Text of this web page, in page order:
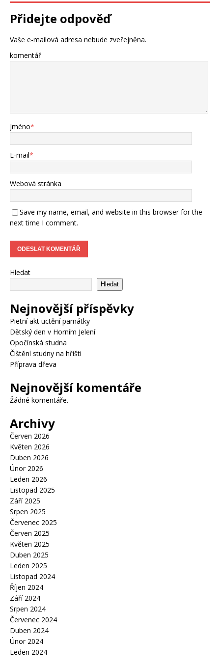
Přidejte odpověď
Vaše e-mailová adresa nebude zveřejněna.
komentář
Jméno*
E-mail*
Webová stránka
Save my name, email, and website in this browser for the
next time I comment.
Hledat
Hledat
Nejnovější příspěvky
Pietní akt uctění památky
Dětský den v Horním Jelení
Opočínská studna
Čištění studny na hřišti
Příprava dřeva
Nejnovější komentáře
Žádné komentáře.
Archivy
Červen 2026
Květen 2026
Duben 2026
Únor 2026
Leden 2026
Listopad 2025
Září 2025
Srpen 2025
Červenec 2025
Červen 2025
Květen 2025
Duben 2025
Leden 2025
Listopad 2024
Říjen 2024
Září 2024
Srpen 2024
Červenec 2024
Duben 2024
Únor 2024
Leden 2024